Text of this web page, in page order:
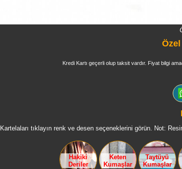
Kredi Kartı geçerli olup taksit vardır. Fiyat bilgi
Kartelaları tıklayın renk ve desen seçeneklerini görün. Not:
Hakiki
Deriler
Keten
Kumaşlar
Taytüyü
Kumaşlar